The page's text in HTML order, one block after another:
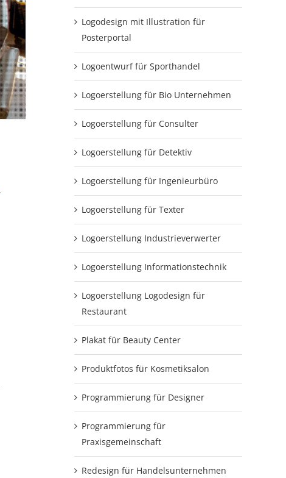
Logodesign mit Illustration für
Posterportal
Logoentwurf für Sporthandel
Logoerstellung für Bio Unternehmen
Logoerstellung für Consulter
Logoerstellung für Detektiv
Logoerstellung für Ingenieurbüro
Logoerstellung für Texter
Logoerstellung Industrieverwerter
Logoerstellung Informationstechnik
Logoerstellung Logodesign für
Restaurant
Plakat für Beauty Center
Produktfotos für Kosmetiksalon
Programmierung für Designer
Programmierung für
Praxisgemeinschaft
Redesign für Handelsunternehmen